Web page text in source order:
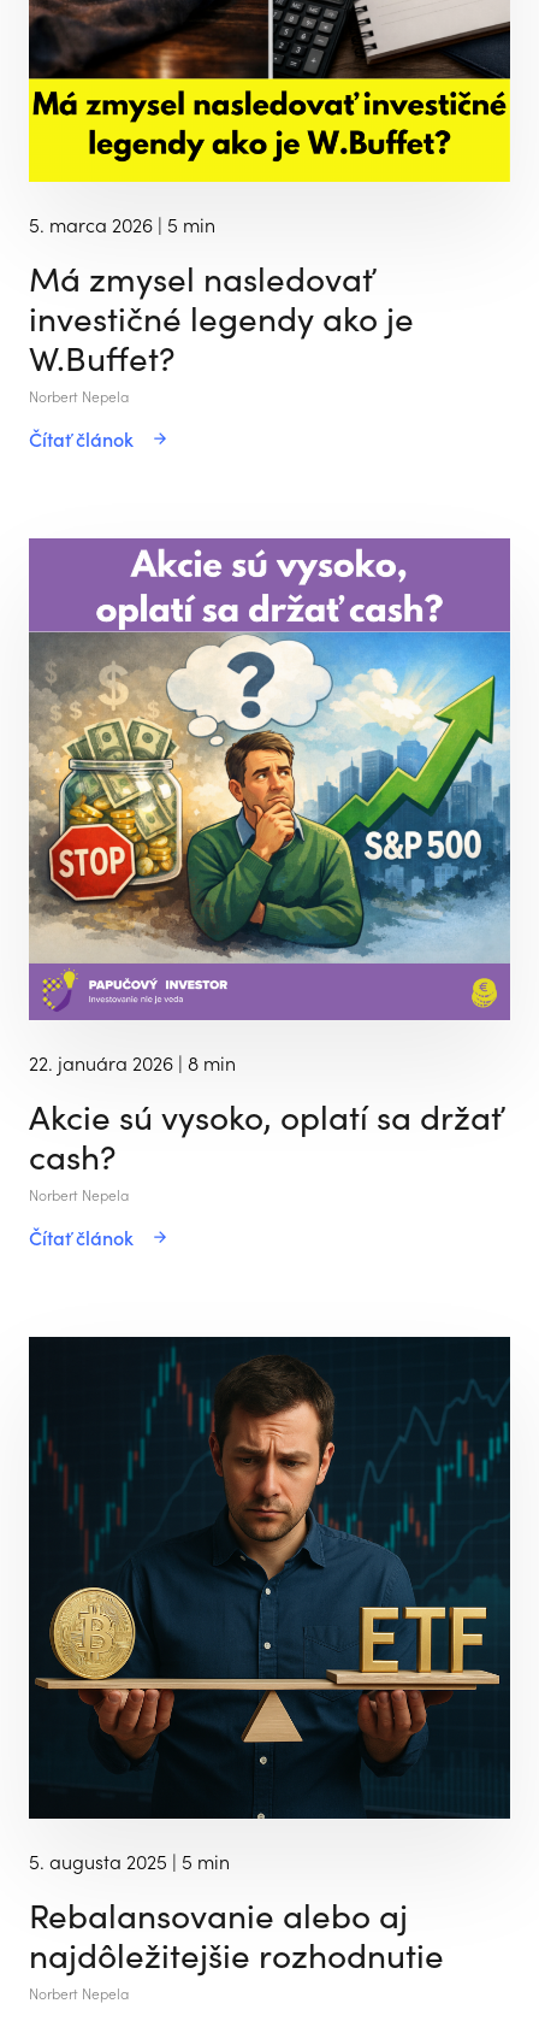
5. marca 2026 | 5 min
Má zmysel nasledovať
investičné legendy ako je
W.Buffet?
Norbert Nepela
Čítať článok
22. januára 2026 | 8 min
Akcie sú vysoko, oplatí sa držať
cash?
Norbert Nepela
Čítať článok
5. augusta 2025 | 5 min
Rebalansovanie alebo aj
najdôležitejšie rozhodnutie
Norbert Nepela